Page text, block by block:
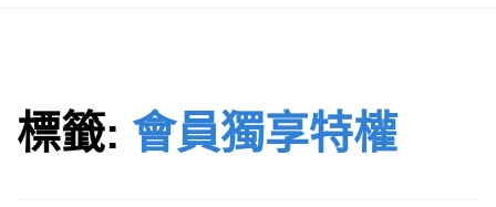
標籤: 會員獨享特權